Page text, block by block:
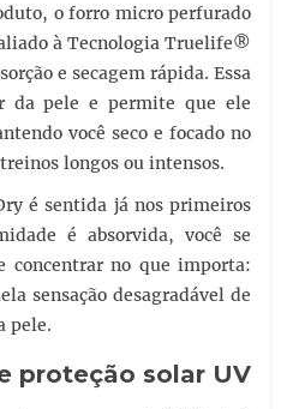
o forro micro perfurado
à Tecnologia Truelife®
e secagem rápida. Essa
da pele e permite que ele
você seco e focado no
longos ou intensos.
é sentida já nos primeiros
é absorvida, você se
concentrar no que importa:
sensação desagradável de
pele.
proteção solar UV